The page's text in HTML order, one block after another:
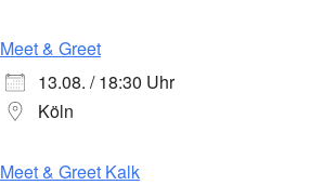
Meet & Greet
13.08. / 18:30 Uhr
Köln
Meet & Greet Kalk